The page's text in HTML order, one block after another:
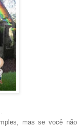
mas se você não